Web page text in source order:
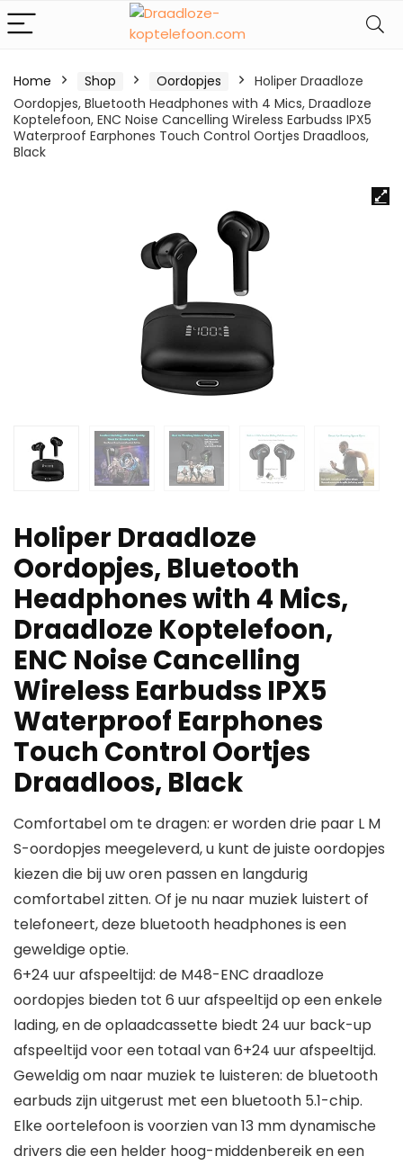
Home Shop Oordopjes
Holiper Draadloze
Oordopjes, Bluetooth Headphones with 4 Mics, Draadloze
Koptelefoon, ENC Noise Cancelling Wireless Earbudss IPX5
Waterproof Earphones Touch Control Oortjes Draadloos,
Black
Holiper Draadloze
Oordopjes, Bluetooth
Headphones with 4 Mics,
Draadloze Koptelefoon,
ENC Noise Cancelling
Wireless Earbudss IPX5
Waterproof Earphones
Touch Control Oortjes
Draadloos, Black
Comfortabel om te dragen: er worden drie paar L M
S-oordopjes meegeleverd, u kunt de juiste oordopjes
kiezen die bij uw oren passen en langdurig
comfortabel zitten. Of je nu naar muziek luistert of
telefoneert, deze bluetooth headphones is een
geweldige optie.
6+24 uur afspeeltijd: de M48-ENC draadloze
oordopjes bieden tot 6 uur afspeeltijd op een enkele
lading, en de oplaadcassette biedt 24 uur back-up
afspeeltijd voor een totaal van 6+24 uur afspeeltijd.
Geweldig om naar muziek te luisteren: de bluetooth
earbuds zijn uitgerust met een bluetooth 5.1-chip.
Elke oortelefoon is voorzien van 13 mm dynamische
drivers die een helder hoog-middenbereik en een